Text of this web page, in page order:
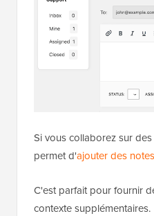
Si vous collaborez sur
permet d'ajouter des notes
C'est parfait pour fournir
contexte supplémentaires.